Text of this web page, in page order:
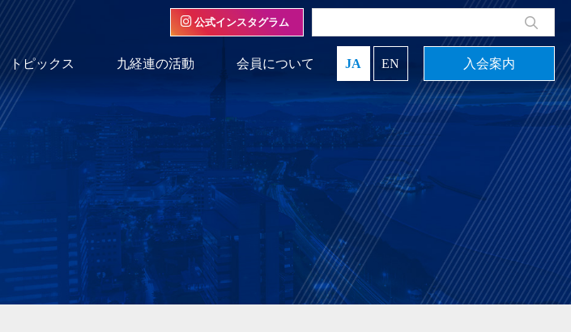
トピックス 九経連の活動 会員について JA EN 入会案内
公式インスタグラム